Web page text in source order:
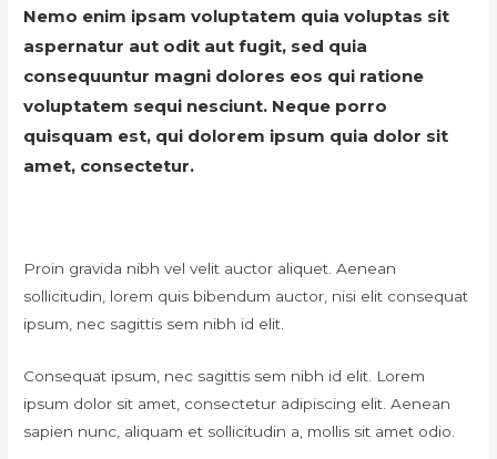
Nemo enim ipsam voluptatem quia voluptas sit
aspernatur aut odit aut fugit, sed quia
consequuntur magni dolores eos qui ratione
voluptatem sequi nesciunt. Neque porro
quisquam est, qui dolorem ipsum quia dolor sit
amet, consectetur.
Proin gravida nibh vel velit auctor aliquet. Aenean
sollicitudin, lorem quis bibendum auctor, nisi elit consequat
ipsum, nec sagittis sem nibh id elit.
Consequat ipsum, nec sagittis sem nibh id elit. Lorem
ipsum dolor sit amet, consectetur adipiscing elit. Aenean
sapien nunc, aliquam et sollicitudin a, mollis sit amet odio.